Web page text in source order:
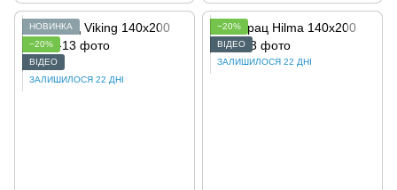
НОВИНКА
−20%
ВІДЕО
ЗАЛИШИЛОСЯ 22 ДНІ
−20%
ВІДЕО
ЗАЛИШИЛОСЯ 22 ДНІ